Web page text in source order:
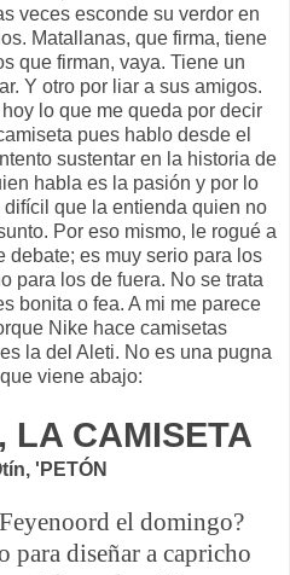
veces esconde su verdor en
Matallanas, que firma, tiene
que firman, vaya. Tiene un
Y otro por liar a sus amigos.
lo que me queda por decir
pues hablo desde el
sustentar en la historia de
habla es la pasión y por lo
que la entienda quien no
Por eso mismo, le rogué a
debate; es muy serio para los
para los de fuera. No se trata
bonita o fea. A mi me parece
Nike hace camisetas
la del Aleti. No es una pugna
viene abajo:
LA CAMISETA
'PETÓN
el domingo?
para diseñar a capricho